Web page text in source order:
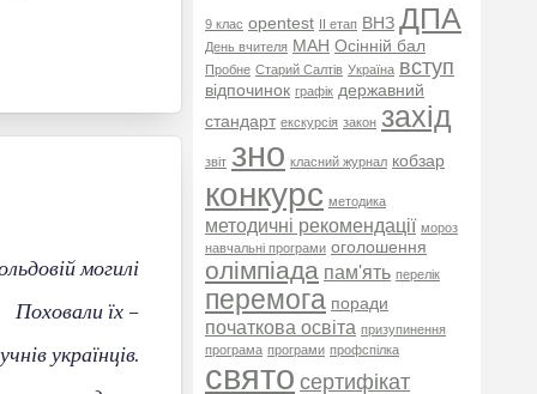
могилі
Поховали їх –
українців.
9 клас opentest ІІ етап ВНЗ ДПА
День вчителя МАН Осінній бал
Пробне Старий Салтів Україна вступ
відпочинок графік державний
стандарт екскурсія закон захід
звіт зно класний журнал кобзар
конкурс методика
методичні рекомендації мороз
навчальні програми оголошення
олімпіада пам'ять перелік
перемога поради
початкова освіта призупинення
програма програми профспілка
свято сертифікат